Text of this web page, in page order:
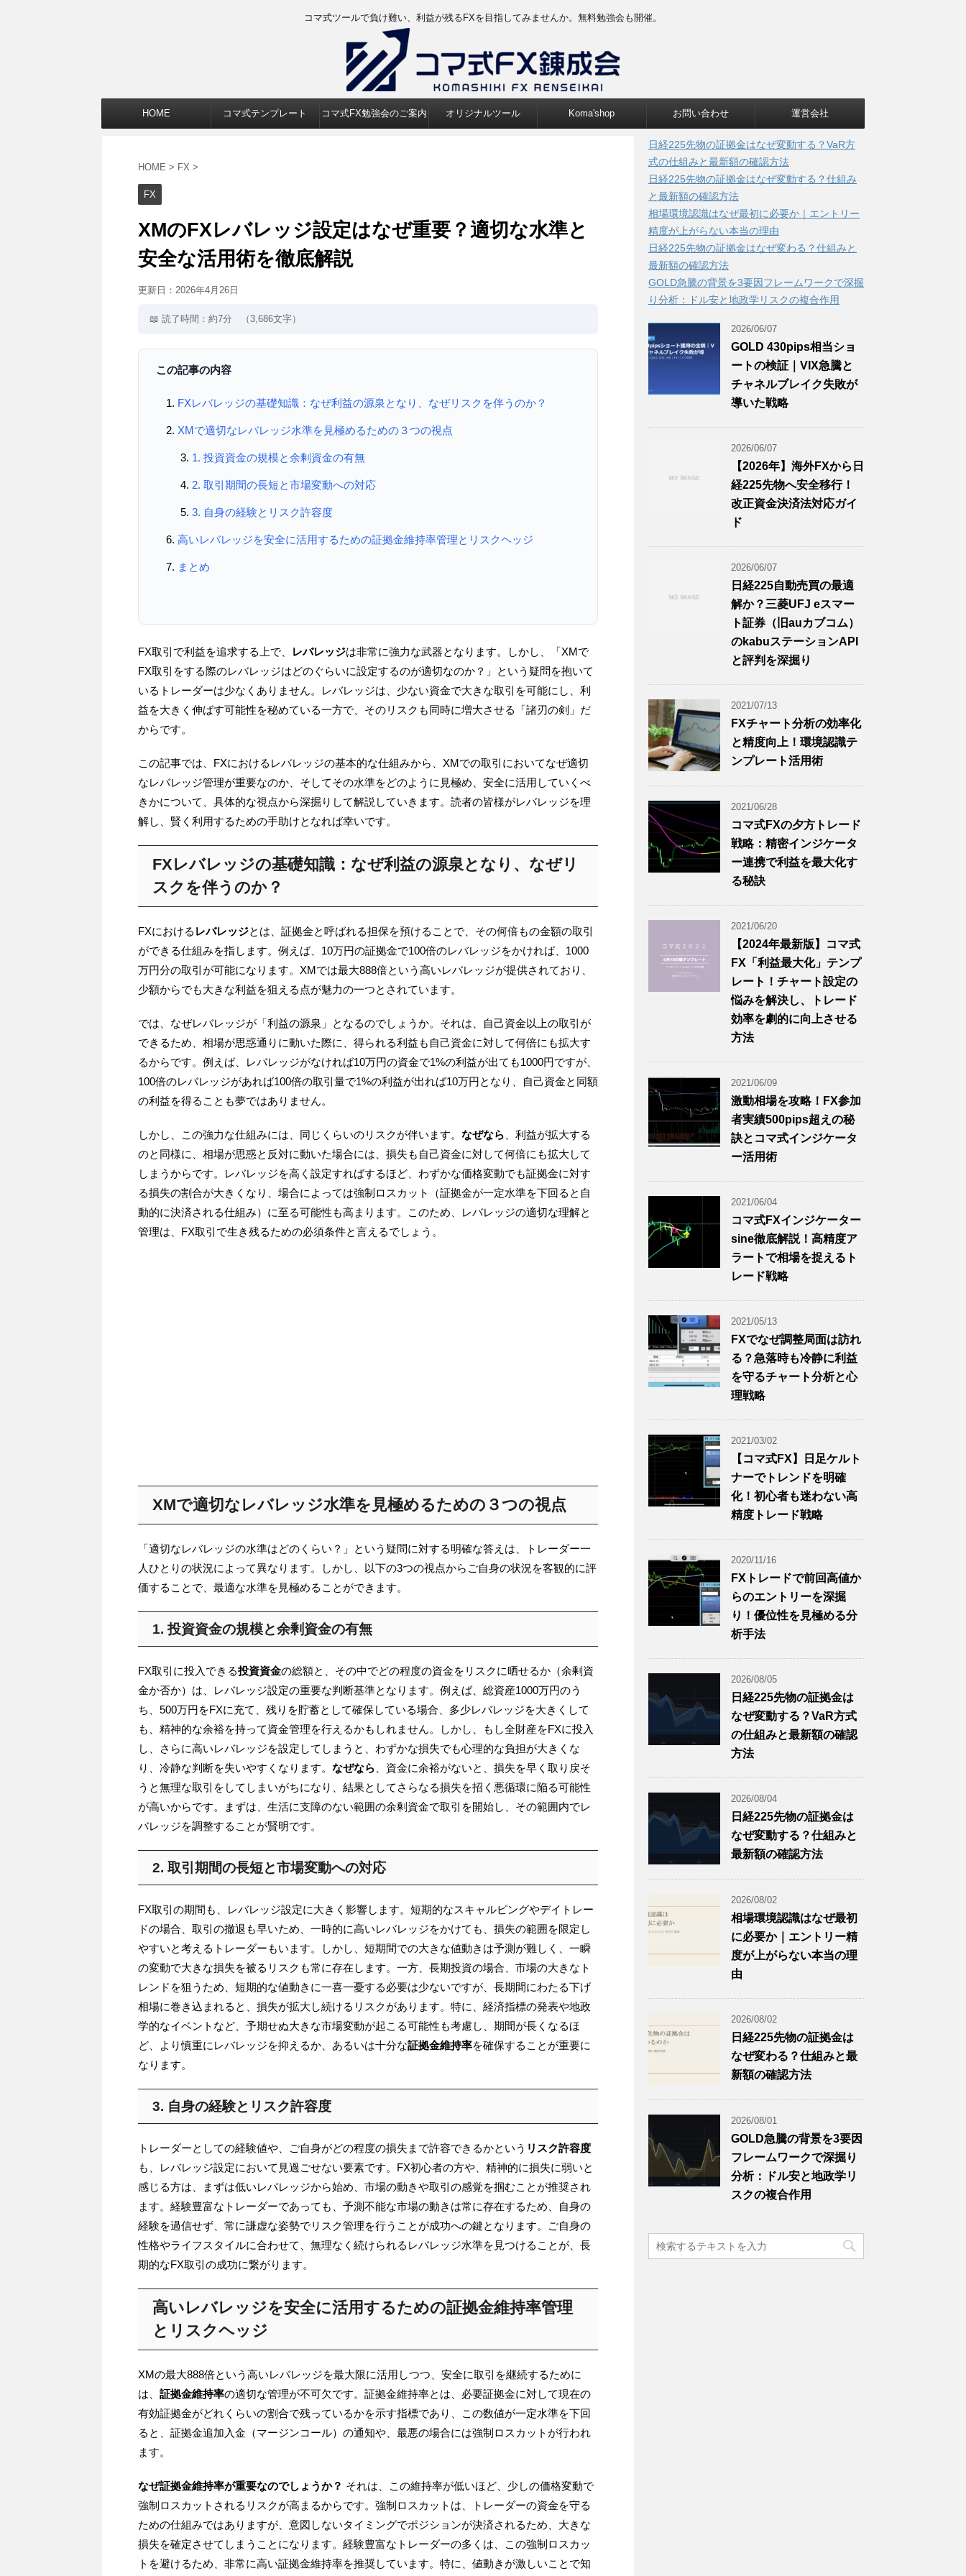
コマ式ツールで負け難い、利益が残るFXを目指してみませんか。無料勉強会も開催。
HOME コマ式テンプレート コマ式FX勉強会のご案内 オリジナルツール Koma'shop お問い合わせ 運営会社
HOME > FX >
FX
XMのFXレバレッジ設定はなぜ重要？適切な水準と
安全な活用術を徹底解説
更新日： 2026年4月26日
📖 読了時間：約7分 （3,686文字）
この記事の内容
FXレバレッジの基礎知識：なぜ利益の源泉となり、なぜリスクを伴うのか？
XMで適切なレバレッジ水準を見極めるための３つの視点
1. 投資資金の規模と余剰資金の有無
2. 取引期間の長短と市場変動への対応
3. 自身の経験とリスク許容度
高いレバレッジを安全に活用するための証拠金維持率管理とリスクヘッジ
まとめ
FX取引で利益を追求する上で、 レバレッジは非常に強力な武器となります。しかし、「XMで
FX取引をする際のレバレッジはどのぐらいに設定するのが適切なのか？」という疑問を抱いて
いるトレーダーは少なくありません。レバレッジは、少ない資金で大きな取引を可能にし、利
益を大きく伸ばす可能性を秘めている一方で、そのリスクも同時に増大させる「諸刃の剣」だ
からです。
この記事では、FXにおけるレバレッジの基本的な仕組みから、XMでの取引においてなぜ適切
なレバレッジ管理が重要なのか、そしてその水準をどのように見極め、安全に活用していくべ
きかについて、具体的な視点から深掘りして解説していきます。読者の皆様がレバレッジを理
解し、賢く利用するための手助けとなれば幸いです。
FXレバレッジの基礎知識：なぜ利益の源泉となり、なぜリ
スクを伴うのか？
FXにおける レバレッジとは、証拠金と呼ばれる担保を預けることで、その何倍もの金額の取引
ができる仕組みを指します。例えば、10万円の証拠金で100倍のレバレッジをかければ、1000
万円分の取引が可能になります。XMでは最大888倍という高いレバレッジが提供されており、
少額からでも大きな利益を狙える点が魅力の一つとされています。
では、なぜレバレッジが「利益の源泉」となるのでしょうか。それは、自己資金以上の取引が
できるため、相場が思惑通りに動いた際に、得られる利益も自己資金に対して何倍にも拡大す
るからです。例えば、レバレッジがなければ10万円の資金で1%の利益が出ても1000円ですが、
100倍のレバレッジがあれば100倍の取引量で1%の利益が出れば10万円となり、自己資金と同額
の利益を得ることも夢ではありません。
しかし、この強力な仕組みには、同じくらいのリスクが伴います。 なぜなら 、利益が拡大する
のと同様に、相場が思惑と反対に動いた場合には、損失も自己資金に対して何倍にも拡大して
しまうからです。レバレッジを高く設定すればするほど、わずかな価格変動でも証拠金に対す
る損失の割合が大きくなり、場合によっては強制ロスカット（証拠金が一定水準を下回ると自
動的に決済される仕組み）に至る可能性も高まります。このため、レバレッジの適切な理解と
管理は、FX取引で生き残るための必須条件と言えるでしょう。
XMで適切なレバレッジ水準を見極めるための３つの視点
「適切なレバレッジの水準はどのくらい？」という疑問に対する明確な答えは、トレーダー一
人ひとりの状況によって異なります。しかし、以下の3つの視点からご自身の状況を客観的に評
価することで、最適な水準を見極めることができます。
1. 投資資金の規模と余剰資金の有無
FX取引に投入できる投資資金の総額と、その中でどの程度の資金をリスクに晒せるか（余剰資
金か否か）は、レバレッジ設定の重要な判断基準となります。例えば、総資産1000万円のう
ち、500万円をFXに充て、残りを貯蓄として確保している場合、多少レバレッジを大きくして
も、精神的な余裕を持って資金管理を行えるかもしれません。しかし、もし全財産をFXに投入
し、さらに高いレバレッジを設定してしまうと、わずかな損失でも心理的な負担が大きくな
り、冷静な判断を失いやすくなります。 なぜなら 、資金に余裕がないと、損失を早く取り戻そ
うと無理な取引をしてしまいがちになり、結果としてさらなる損失を招く悪循環に陥る可能性
が高いからです。まずは、生活に支障のない範囲の余剰資金で取引を開始し、その範囲内でレ
バレッジを調整することが賢明です。
2. 取引期間の長短と市場変動への対応
FX取引の期間も、レバレッジ設定に大きく影響します。短期的なスキャルピングやデイトレー
ドの場合、取引の撤退も早いため、一時的に高いレバレッジをかけても、損失の範囲を限定し
やすいと考えるトレーダーもいます。しかし、短期間での大きな値動きは予測が難しく、一瞬
の変動で大きな損失を被るリスクも常に存在します。一方、長期投資の場合、市場の大きなト
レンドを狙うため、短期的な値動きに一喜一憂する必要は少ないですが、長期間にわたる下げ
相場に巻き込まれると、損失が拡大し続けるリスクがあります。特に、経済指標の発表や地政
学的なイベントなど、予期せぬ大きな市場変動が起こる可能性も考慮し、期間が長くなるほ
ど、より慎重にレバレッジを抑えるか、あるいは十分な証拠金維持率を確保することが重要に
なります。
3. 自身の経験とリスク許容度
トレーダーとしての経験値や、ご自身がどの程度の損失まで許容できるかという リスク許容度
も、レバレッジ設定において見過ごせない要素です。FX初心者の方や、精神的に損失に弱いと
感じる方は、まずは低いレバレッジから始め、市場の動きや取引の感覚を掴むことが推奨され
ます。経験豊富なトレーダーであっても、予測不能な市場の動きは常に存在するため、自身の
経験を過信せず、常に謙虚な姿勢でリスク管理を行うことが成功への鍵となります。ご自身の
性格やライフスタイルに合わせて、無理なく続けられるレバレッジ水準を見つけることが、長
期的なFX取引の成功に繋がります。
高いレバレッジを安全に活用するための証拠金維持率管理
とリスクヘッジ
XMの最大888倍という高いレバレッジを最大限に活用しつつ、安全に取引を継続するために
は、 証拠金維持率の適切な管理が不可欠です。証拠金維持率とは、必要証拠金に対して現在の
有効証拠金がどれくらいの割合で残っているかを示す指標であり、この数値が一定水準を下回
ると、証拠金追加入金（マージンコール）の通知や、最悪の場合には強制ロスカットが行われ
ます。
なぜ証拠金維持率が重要なのでしょうか？ それは、この維持率が低いほど、少しの価格変動で
強制ロスカットされるリスクが高まるからです。強制ロスカットは、トレーダーの資金を守る
ための仕組みではありますが、意図しないタイミングでポジションが決済されるため、大きな
損失を確定させてしまうことになります。経験豊富なトレーダーの多くは、この強制ロスカッ
トを避けるため、非常に高い証拠金維持率を推奨しています。特に、値動きが激しいことで知
日経225先物の証拠金はなぜ変動する？VaR方
式の仕組みと最新額の確認方法
日経225先物の証拠金はなぜ変動する？仕組み
と最新額の確認方法
相場環境認識はなぜ最初に必要か｜エントリー
精度が上がらない本当の理由
日経225先物の証拠金はなぜ変わる？仕組みと
最新額の確認方法
GOLD急騰の背景を3要因フレームワークで深掘
り分析：ドル安と地政学リスクの複合作用
2026/06/07
GOLD 430pips相当ショ
ートの検証｜VIX急騰と
チャネルブレイク失敗が
導いた戦略
2026/06/07
【2026年】海外FXから日
経225先物へ安全移行！
改正資金決済法対応ガイ
ド
2026/06/07
日経225自動売買の最適
解か？三菱UFJ eスマー
ト証券（旧auカブコム）
のkabuステーションAPI
と評判を深掘り
2021/07/13
FXチャート分析の効率化
と精度向上！環境認識テ
ンプレート活用術
2021/06/28
コマ式FXの夕方トレード
戦略：精密インジケータ
ー連携で利益を最大化す
る秘訣
2021/06/20
【2024年最新版】コマ式
FX「利益最大化」テンプ
レート！チャート設定の
悩みを解決し、トレード
効率を劇的に向上させる
方法
2021/06/09
激動相場を攻略！FX参加
者実績500pips超えの秘
訣とコマ式インジケータ
ー活用術
2021/06/04
コマ式FXインジケーター
sine徹底解説！高精度ア
ラートで相場を捉えるト
レード戦略
2021/05/13
FXでなぜ調整局面は訪れ
る？急落時も冷静に利益
を守るチャート分析と心
理戦略
2021/03/02
【コマ式FX】日足ケルト
ナーでトレンドを明確
化！初心者も迷わない高
精度トレード戦略
2020/11/16
FXトレードで前回高値か
らのエントリーを深掘
り！優位性を見極める分
析手法
2026/08/05
日経225先物の証拠金は
なぜ変動する？VaR方式
の仕組みと最新額の確認
方法
2026/08/04
日経225先物の証拠金は
なぜ変動する？仕組みと
最新額の確認方法
2026/08/02
相場環境認識はなぜ最初
に必要か｜エントリー精
度が上がらない本当の理
由
2026/08/02
日経225先物の証拠金は
なぜ変わる？仕組みと最
新額の確認方法
2026/08/01
GOLD急騰の背景を3要因
フレームワークで深掘り
分析：ドル安と地政学リ
スクの複合作用